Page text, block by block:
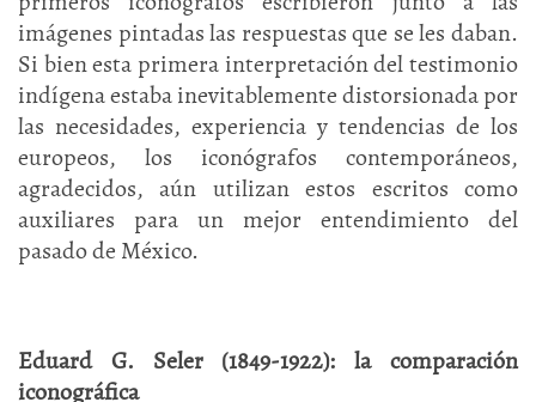
imágenes pintadas las respuestas que se les daban.
Si bien esta primera interpretación del testimonio
indígena estaba inevitablemente distorsionada por
las necesidades, experiencia y tendencias de los
europeos, los iconógrafos contemporáneos,
agradecidos, aún utilizan estos escritos como
auxiliares para un mejor entendimiento del
pasado de México.
Eduard G. Seler (1849-1922): la comparación
iconográfica